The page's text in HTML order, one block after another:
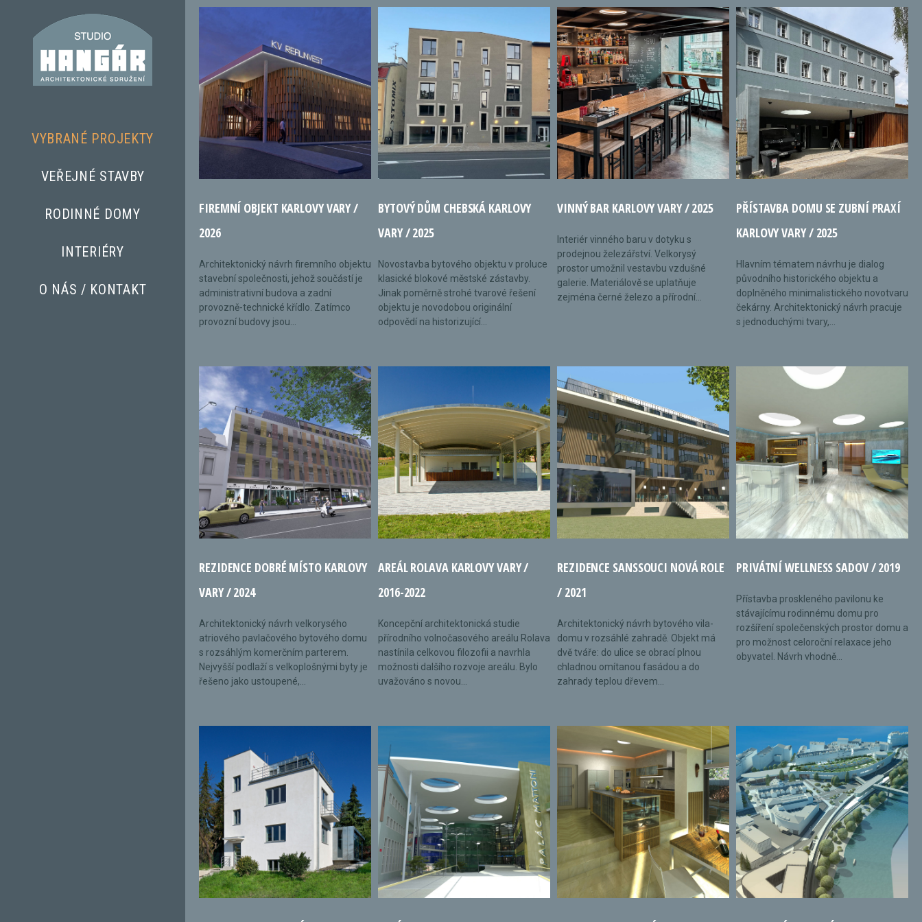
VYBRANÉ PROJEKTY
VEŘEJNÉ STAVBY
RODINNÉ DOMY
INTERIÉRY
O NÁS / KONTAKT
FIREMNÍ OBJEKT KARLOVY VARY /
2026
Architektonický návrh firemního objektu
stavební společnosti, jehož součástí je
administrativní budova a zadní
provozně-technické křídlo. Zatímco
provozní budovy jsou...
BYTOVÝ DŮM CHEBSKÁ KARLOVY
VARY / 2025
Novostavba bytového objektu v proluce
klasické blokové městské zástavby.
Jinak poměrně strohé tvarové řešení
objektu je novodobou originální
odpovědí na historizující...
VINNÝ BAR KARLOVY VARY / 2025
Interiér vinného baru v dotyku s
prodejnou železářství. Velkorysý
prostor umožnil vestavbu vzdušné
galerie. Materiálově se uplatňuje
zejména černé železo a přírodní...
PŘÍSTAVBA DOMU SE ZUBNÍ PRAXÍ
KARLOVY VARY / 2025
Hlavním tématem návrhu je dialog
původního historického objektu a
doplněného minimalistického novotvaru
čekárny. Architektonický návrh pracuje
s jednoduchými tvary,...
REZIDENCE DOBRÉ MÍSTO KARLOVY
VARY / 2024
Architektonický návrh velkorysého
atriového pavlačového bytového domu
s rozsáhlým komerčním parterem.
Nejvyšší podlaží s velkoplošnými byty je
řešeno jako ustoupené,...
AREÁL ROLAVA KARLOVY VARY /
2016-2022
Koncepční architektonická studie
přírodního volnočasového areálu Rolava
nastínila celkovou filozofii a navrhla
možnosti dalšího rozvoje areálu. Bylo
uvažováno s novou...
REZIDENCE SANSSOUCI NOVÁ ROLE
/ 2021
Architektonický návrh bytového vila-
domu v rozsáhlé zahradě. Objekt má
dvě tváře: do ulice se obrací plnou
chladnou omítanou fasádou a do
zahrady teplou dřevem...
PRIVÁTNÍ WELLNESS SADOV / 2019
Přístavba proskleného pavilonu ke
stávajícímu rodinnému domu pro
rozšíření společenských prostor domu a
pro možnost celoroční relaxace jeho
obyvatel. Návrh vhodně...